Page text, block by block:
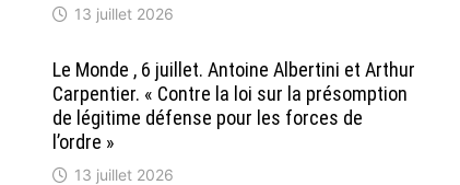
13 juillet 2026
Le Monde , 6 juillet. Antoine Albertini et Arthur
Carpentier. « Contre la loi sur la présomption
de légitime défense pour les forces de
l’ordre »
13 juillet 2026